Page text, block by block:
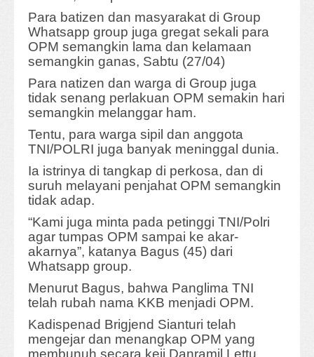
Para batizen dan masyarakat di Group
Whatsapp group juga gregat sekali para
OPM semangkin lama dan kelamaan
semangkin ganas, Sabtu (27/04)
Para natizen dan warga di Group juga
tidak senang perlakuan OPM semakin hari
semangkin melanggar ham.
Tentu, para warga sipil dan anggota
TNI/POLRI juga banyak meninggal dunia.
Ia istrinya di tangkap di perkosa, dan di
suruh melayani penjahat OPM semangkin
tidak adap.
“Kami juga minta pada petinggi TNI/Polri
agar tumpas OPM sampai ke akar-
akarnya”, katanya Bagus (45) dari
Whatsapp group.
Menurut Bagus, bahwa Panglima TNI
telah rubah nama KKB menjadi OPM.
Kadispenad Brigjend Sianturi telah
mengejar dan menangkap OPM yang
membunuh secara keji Danramil Lettu